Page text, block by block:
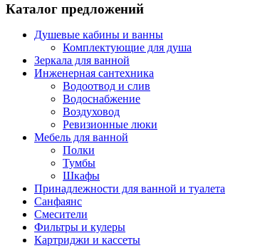
Каталог предложений
Душевые кабины и ванны
Комплектующие для душа
Зеркала для ванной
Инженерная сантехника
Водоотвод и слив
Водоснабжение
Воздуховод
Ревизионные люки
Мебель для ванной
Полки
Тумбы
Шкафы
Принадлежности для ванной и туалета
Санфаянс
Смесители
Фильтры и кулеры
Картриджи и кассеты